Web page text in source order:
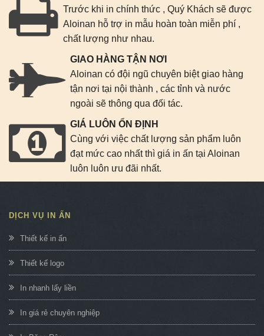
Trước khi in chính thức , Quý Khách sẽ được
Aloinan hỗ trợ in mẫu hoàn toàn miễn phí ,
chất lượng như nhau.
GIAO HÀNG TẬN NƠI
Aloinan có đội ngũ chuyên biệt giao hàng
tận nơi tại nội thành , các tỉnh và nước
ngoài sẽ thông qua đối tác.
GIÁ LUÔN ỔN ĐỊNH
Cùng với việc chất lượng sản phẩm luôn
đạt mức cao nhất thì giá in ấn tại Aloinan
luôn luôn ưu đãi nhất.
DỊCH VỤ IN ẤN
Thiết kế in ấn
Thiết kế logo
In nhanh lấy liền
In giá rẻ chuyên nghiệp